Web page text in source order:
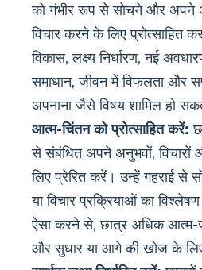
को गंभीर रूप से सोचने और अपने
विचार करने के लिए प्रोत्साहित
विकास, लक्ष्य निर्धारण, नई
समाधान, जीवन में विफलता और
अपनाना जैसे विषय शामिल हो
आत्म-चिंतन को प्रोत्साहित करें:
से संबंधित अपने अनुभवों, विचारों
लिए प्रेरित करें। उन्हें गहराई से
या विचार प्रक्रियाओं का
ऐसा करने से, छात्र अधिक
और सुधार या आगे की खोज के